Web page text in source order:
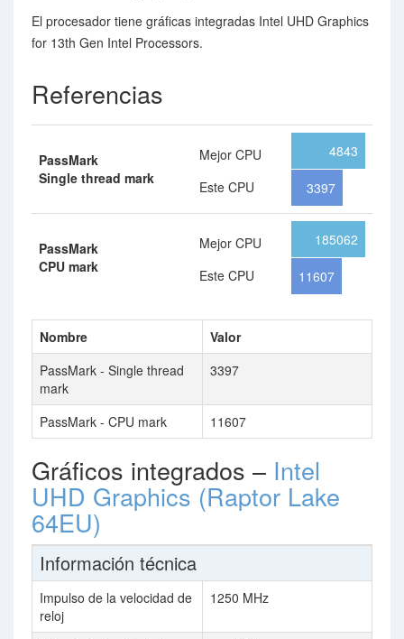
El procesador tiene gráficas integradas Intel UHD Graphics
for 13th Gen Intel Processors.
Referencias
PassMark
Single thread mark
Mejor CPU
Este CPU
4843
3397
PassMark
CPU mark
Mejor CPU
Este CPU
185062
11607
Nombre
Valor
PassMark - Single thread
mark
3397
PassMark - CPU mark 11607
Gráficos integrados – Intel
UHD Graphics (Raptor Lake
64EU)
Información técnica
Impulso de la velocidad de
reloj
1250 MHz